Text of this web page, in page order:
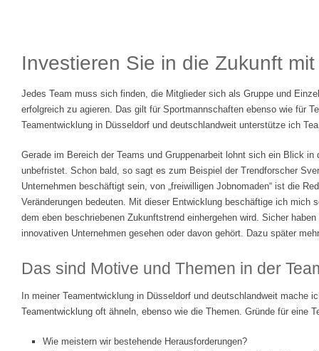
Investieren Sie in die Zukunft
Jedes Team muss sich finden, die Mitglieder sich als Gruppe und
erfolgreich zu agieren. Das gilt für Sportmannschaften ebenso wie für
Teamentwicklung in Düsseldorf und deutschlandweit unterstütze ich
Gerade im Bereich der Teams und Gruppenarbeit lohnt sich ein Blick
unbefristet. Schon bald, so sagt es zum Beispiel der Trendforscher
Unternehmen beschäftigt sein, von „freiwilligen Jobnomaden“ ist die
Veränderungen bedeuten. Mit dieser Entwicklung beschäftige ich
dem eben beschriebenen Zukunftstrend einhergehen wird. Sicher
innovativen Unternehmen gesehen oder davon gehört. Dazu später
Das sind Motive und Themen in der
In meiner Teamentwicklung in Düsseldorf und deutschlandweit
Teamentwicklung oft ähneln, ebenso wie die Themen. Gründe für eine
Wie meistern wir bestehende Herausforderungen?